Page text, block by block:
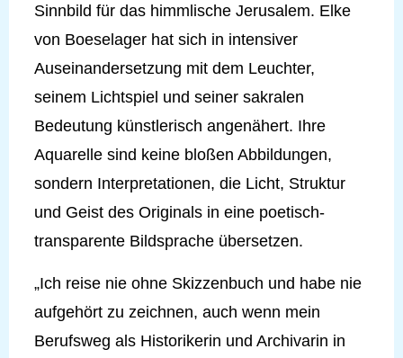
Sinnbild für das himmlische Jerusalem. Elke
von Boeselager hat sich in intensiver
Auseinandersetzung mit dem Leuchter,
seinem Lichtspiel und seiner sakralen
Bedeutung künstlerisch angenähert. Ihre
Aquarelle sind keine bloßen Abbildungen,
sondern Interpretationen, die Licht, Struktur
und Geist des Originals in eine poetisch-
transparente Bildsprache übersetzen.
„Ich reise nie ohne Skizzenbuch und habe nie
aufgehört zu zeichnen, auch wenn mein
Berufsweg als Historikerin und Archivarin in